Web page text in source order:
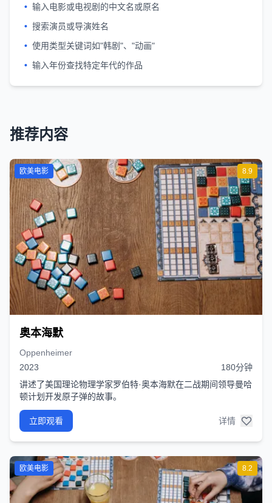
• 输入电影或电视剧的中文名或原名
• 搜索演员或导演姓名
• 使用类型关键词如"韩剧"、"动画"
• 输入年份查找特定年代的作品
推荐内容
8.9
欧美电影
奥本海默
Oppenheimer
2023
180分钟
讲述了美国理论物理学家罗伯特·奥本海默在二战期间领导曼哈
顿计划开发原子弹的故事。
立即观看 详情
8.2
欧美电影